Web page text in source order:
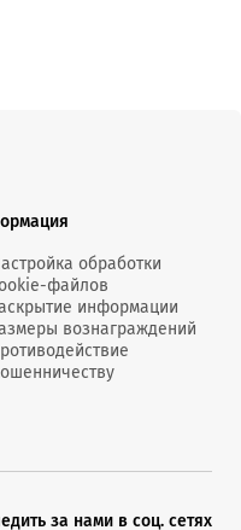
обработки
файлов
информации
вознаграждений
за нами в соц. сетях